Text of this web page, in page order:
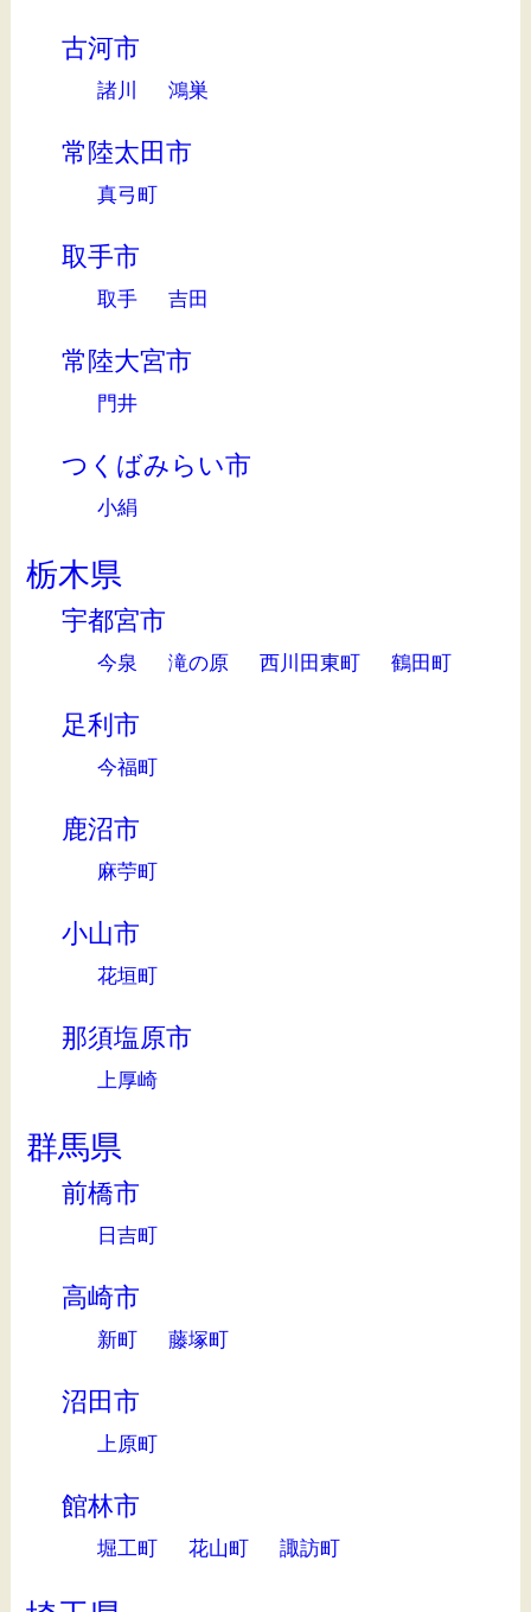
古河市
諸川 鴻巣
常陸太田市
真弓町
取手市
取手 吉田
常陸大宮市
門井
つくばみらい市
小絹
栃木県
宇都宮市
今泉 滝の原 西川田東町 鶴田町
足利市
今福町
鹿沼市
麻苧町
小山市
花垣町
那須塩原市
上厚崎
群馬県
前橋市
日吉町
高崎市
新町 藤塚町
沼田市
上原町
館林市
堀工町 花山町 諏訪町